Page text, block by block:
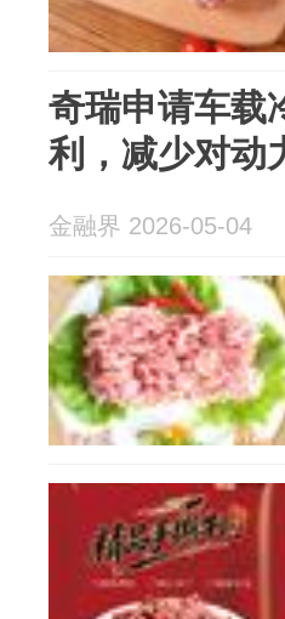
奇瑞申请车载
利，减少对动
金融界 2026-05-04